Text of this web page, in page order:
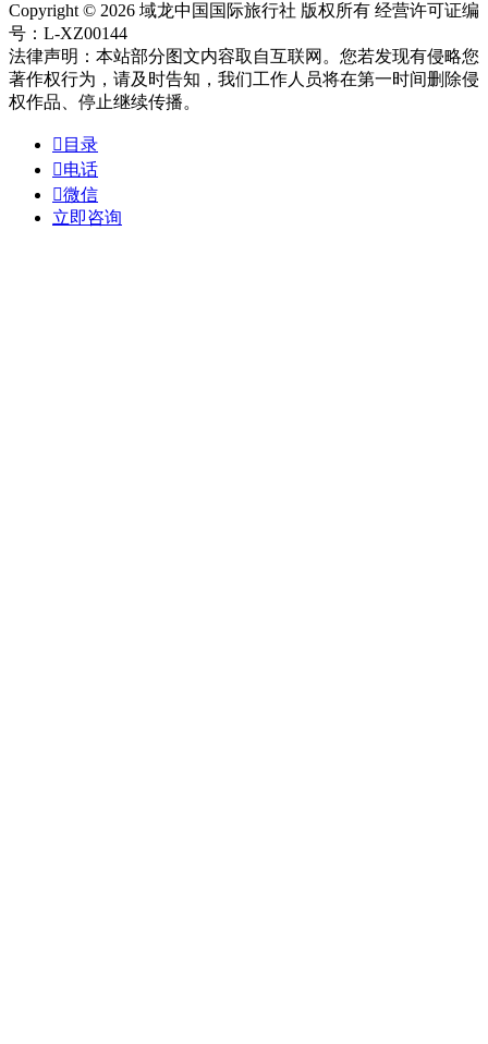
Copyright © 2026 域龙中国国际旅行社 版权所有 经营许可证编
号：L-XZ00144
法律声明：本站部分图文内容取自互联网。您若发现有侵略您
著作权行为，请及时告知，我们工作人员将在第一时间删除侵
权作品、停止继续传播。
 目录
电话
微信
立即咨询